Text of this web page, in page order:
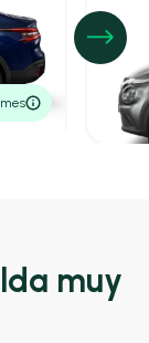
1.6
4,70
P.V.P.
muy